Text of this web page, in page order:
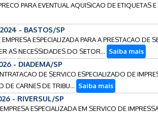
PARA EVENTUAL AQUISICAO DE ETIQUETAS E
- BASTOS/SP
ESPECIALIZADA PARA A PRESTACAO DE
AS NECESSIDADES DO SETOR... Saiba mais
- DIADEMA/SP
DE SERVICO ESPECIALIZADO DE
DE CARNES DE TRIBU... Saiba mais
- RIVERSUL/SP
ESPECIALIZADA EM SERVICO DE